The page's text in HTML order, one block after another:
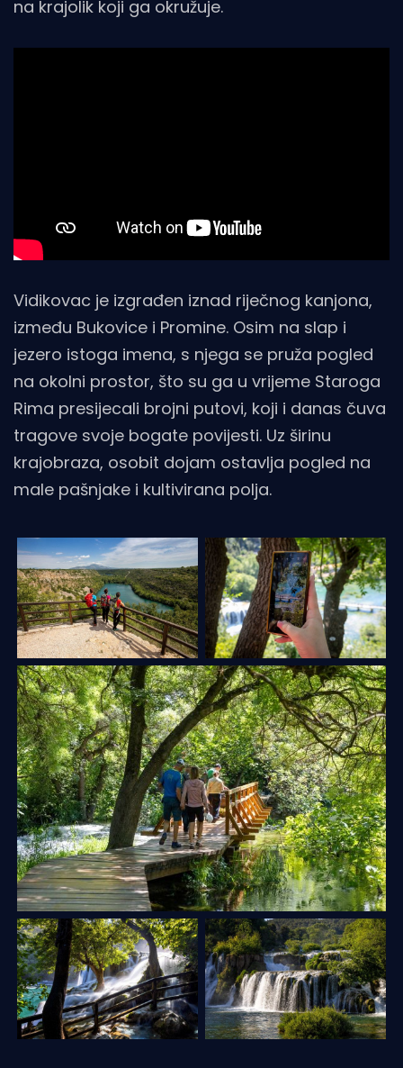
na krajolik koji ga okružuje.
Vidikovac je izgrađen iznad riječnog kanjona,
između Bukovice i Promine. Osim na slap i
jezero istoga imena, s njega se pruža pogled
na okolni prostor, što su ga u vrijeme Staroga
Rima presijecali brojni putovi, koji i danas čuva
tragove svoje bogate povijesti. Uz širinu
krajobraza, osobit dojam ostavlja pogled na
male pašnjake i kultivirana polja.